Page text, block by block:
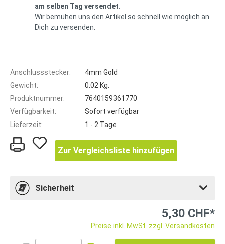
am selben Tag versendet.
Wir bemühen uns den Artikel so schnell wie möglich an
Dich zu versenden.
Anschlussstecker:
4mm Gold
Gewicht:
0.02 Kg.
Produktnummer:
7640159361770
Verfügbarkeit:
Sofort verfügbar
Lieferzeit:
1 - 2 Tage
Zur Vergleichsliste hinzufügen
Sicherheit
5,30 CHF*
Preise inkl. MwSt. zzgl. Versandkosten